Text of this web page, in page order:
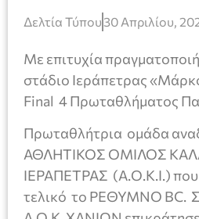
Δελτία Τύπου 30 Απριλίου,
Με επιτυχία
στάδιο Ιεράπετρας
Final 4 Πρωταθλήματος
Πρωταθλήτρια ομάδα
ΑΘΛΗΤΙΚΟΣ ΟΜΙΛΟΣ
ΙΕΡΑΠΕΤΡΑΣ (Α.Ο.Κ.Ι.) που
τελικό το ΡΕΘΥΜΝΟ BC.